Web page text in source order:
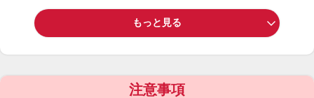
もっと見る
注意事項